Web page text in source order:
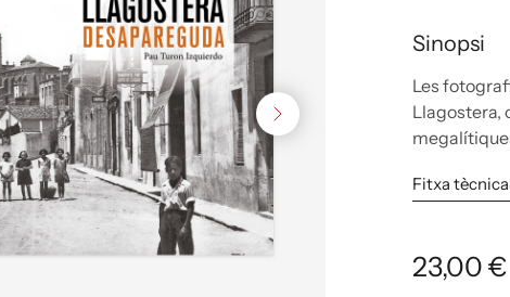
Sinopsi
Les
Llagostera,
Fitxa tècnica
23,00 €